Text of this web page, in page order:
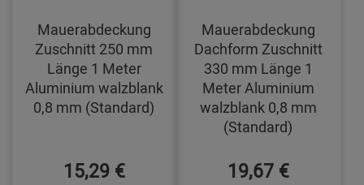
Mauerabdeckung
Zuschnitt 250 mm
Länge 1 Meter
Aluminium walzblank
0,8 mm (Standard)
15,29 €
Mauerabdeckung
Dachform Zuschnitt
330 mm Länge 1
Meter Aluminium
walzblank 0,8 mm
(Standard)
19,67 €